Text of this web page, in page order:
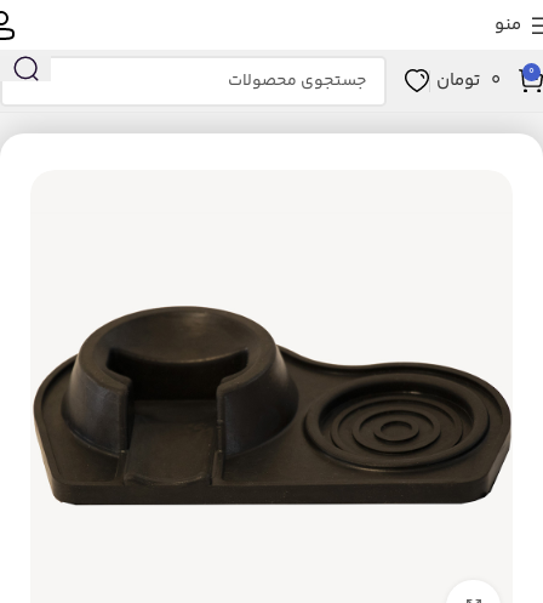
منو
0
0 تومان
خانه لوازم خانگی برقی نوشیدنی ساز لوازم جانبی و مصرفی نوشیدنی‌ساز